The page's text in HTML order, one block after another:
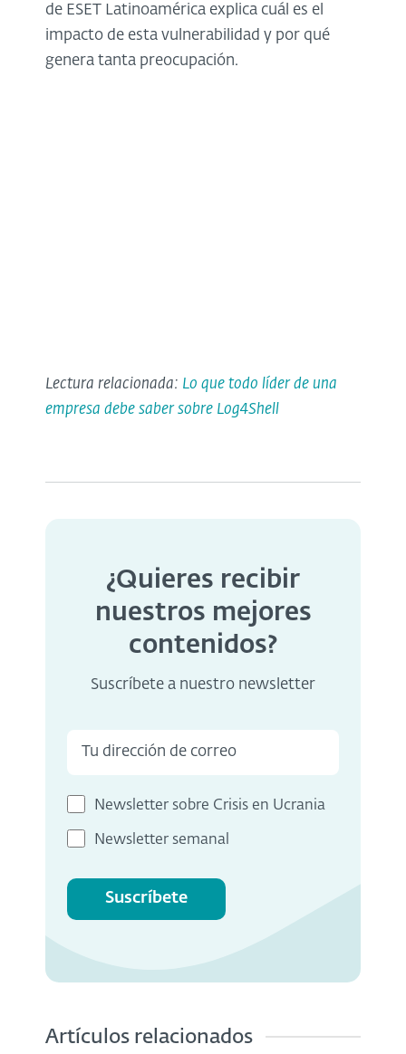
de ESET Latinoamérica explica cuál es el
impacto de esta vulnerabilidad y por qué
genera tanta preocupación.
Lectura relacionada: Lo que todo líder de una
empresa debe saber sobre Log4Shell
¿Quieres recibir
nuestros mejores
contenidos?
Suscríbete a nuestro newsletter
Newsletter sobre Crisis en Ucrania
Newsletter semanal
Suscríbete
Artículos relacionados